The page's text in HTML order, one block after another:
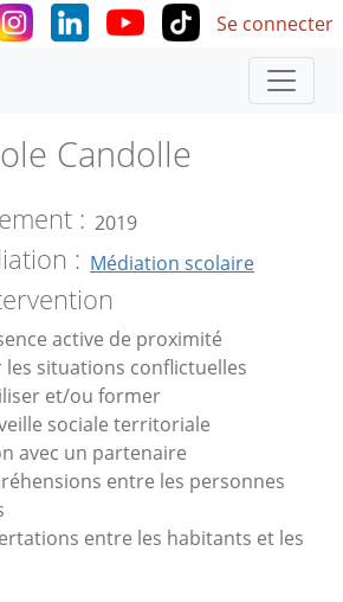
User
Se connecter
Candolle
2019
Médiation scolaire
active de proximité
les situations conflictuelles
et/ou former
sociale territoriale
avec un partenaire
entre les personnes
entre les habitants et les